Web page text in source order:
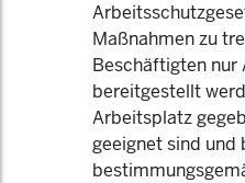
Maßnahmen zu
Beschäftigten
bereitgestellt
Arbeitsplatz
geeignet sind und